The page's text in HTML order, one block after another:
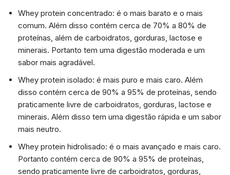
Whey protein concentrado: é o mais barato e o mais
comum. Além disso contém cerca de 70% a 80% de
proteínas, além de carboidratos, gorduras, lactose e
minerais. Portanto tem uma digestão moderada e um
sabor mais agradável.
Whey protein isolado: é mais puro e mais caro. Além
disso contém cerca de 90% a 95% de proteínas, sendo
praticamente livre de carboidratos, gorduras, lactose e
minerais. Além disso tem uma digestão rápida e um sabor
mais neutro.
Whey protein hidrolisado: é o mais avançado e mais caro.
Portanto contém cerca de 90% a 95% de proteínas,
sendo praticamente livre de carboidratos, gorduras,